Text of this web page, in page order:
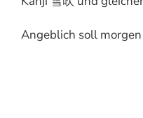
Angeblich soll